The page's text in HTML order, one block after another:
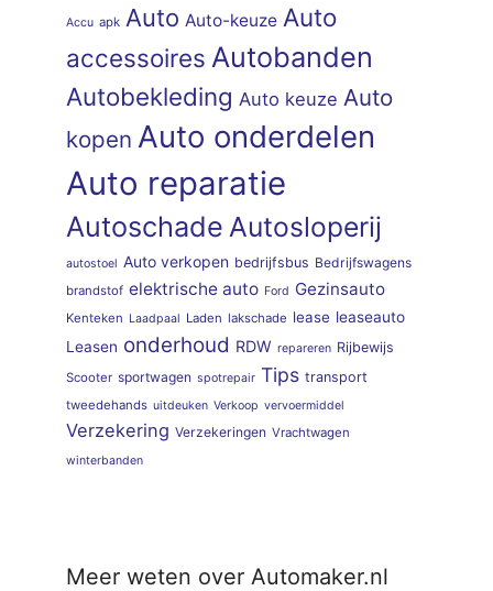
Accu apk Auto Auto-keuze Auto
accessoires Autobanden
Autobekleding Auto keuze Auto
kopen Auto onderdelen
Auto reparatie
Autoschade Autosloperij
autostoel Auto verkopen bedrijfsbus Bedrijfswagens
brandstof elektrische auto Ford Gezinsauto
Kenteken Laadpaal Laden lakschade lease leaseauto
Leasen onderhoud RDW repareren Rijbewijs
Scooter sportwagen spotrepair Tips transport
tweedehands uitdeuken Verkoop vervoermiddel
Verzekering Verzekeringen Vrachtwagen
winterbanden
Meer weten over Automaker.nl